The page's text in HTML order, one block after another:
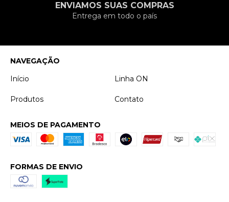
ENVIAMOS SUAS COMPRAS
Entrega em todo o país
NAVEGAÇÃO
Início
Linha ON
Produtos Contato
MEIOS DE PAGAMENTO
FORMAS DE ENVIO